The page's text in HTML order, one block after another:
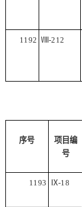
1192 Ⅷ -212
序号
项目编
号
1193 Ⅸ-18